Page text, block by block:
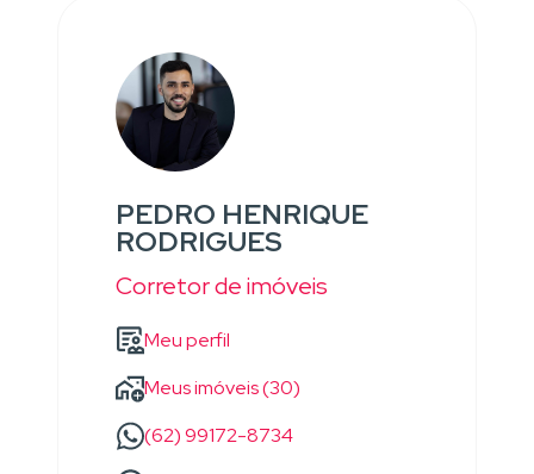
PEDRO HENRIQUE
RODRIGUES
Corretor de imóveis
Meu perfil
Meus imóveis (30)
(62) 99172-8734